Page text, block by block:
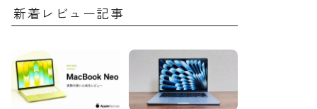
新着レビュー記事